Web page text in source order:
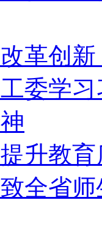
革创
委学
升教
全省